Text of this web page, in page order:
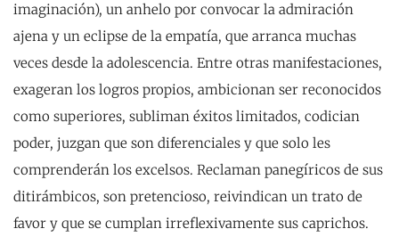
imaginación), un anhelo por convocar la admiración
ajena y un eclipse de la empatía, que arranca muchas
veces desde la adolescencia. Entre otras manifestaciones,
exageran los logros propios, ambicionan ser reconocidos
como superiores, subliman éxitos limitados, codician
poder, juzgan que son diferenciales y que solo les
comprenderán los excelsos. Reclaman panegíricos de sus
ditirámbicos, son pretencioso, reivindican un trato de
favor y que se cumplan irreflexivamente sus caprichos.